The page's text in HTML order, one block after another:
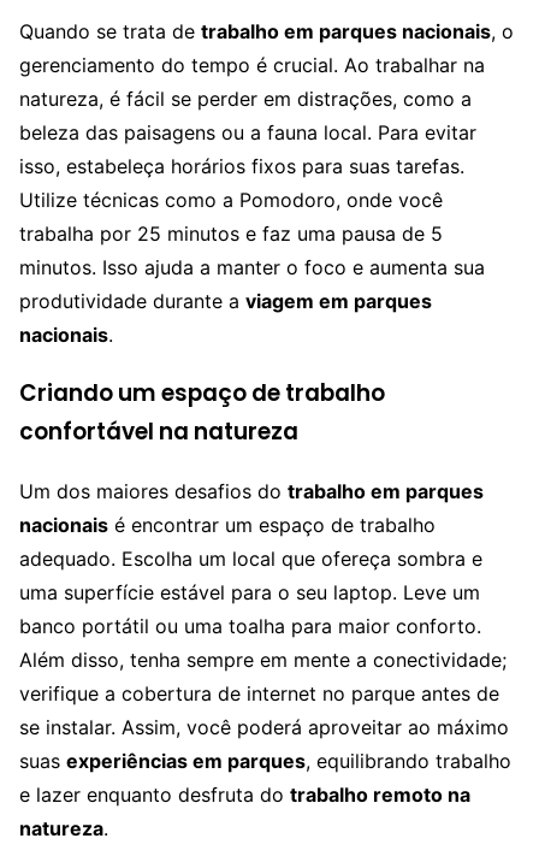
Quando se trata de trabalho em parques nacionais, o
gerenciamento do tempo é crucial. Ao trabalhar na
natureza, é fácil se perder em distrações, como a
beleza das paisagens ou a fauna local. Para evitar
isso, estabeleça horários fixos para suas tarefas.
Utilize técnicas como a Pomodoro, onde você
trabalha por 25 minutos e faz uma pausa de 5
minutos. Isso ajuda a manter o foco e aumenta sua
produtividade durante a viagem em parques
nacionais.
Criando um espaço de trabalho
confortável na natureza
Um dos maiores desafios do trabalho em parques
nacionais é encontrar um espaço de trabalho
adequado. Escolha um local que ofereça sombra e
uma superfície estável para o seu laptop. Leve um
banco portátil ou uma toalha para maior conforto.
Além disso, tenha sempre em mente a conectividade;
verifique a cobertura de internet no parque antes de
se instalar. Assim, você poderá aproveitar ao máximo
suas experiências em parques, equilibrando trabalho
e lazer enquanto desfruta do trabalho remoto na
natureza.